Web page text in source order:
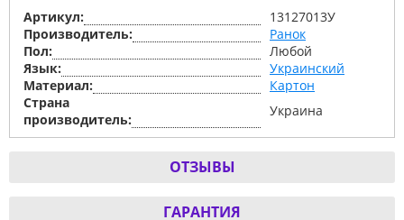
Артикул:
13127013У
Производитель:
Ранок
Пол:
Любой
Язык:
Украинский
Материал:
Картон
Страна
производитель:
Украина
ОТЗЫВЫ
ГАРАНТИЯ